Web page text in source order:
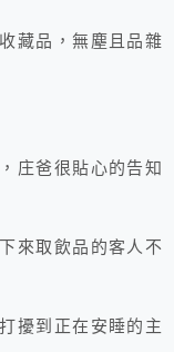
藏品，無塵且品雜
庄爸很貼心的告知
來取飲品的客人不
擾到正在安睡的主